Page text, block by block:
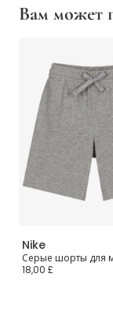
Вам может
Nike
Серые шорты для
18,00 £